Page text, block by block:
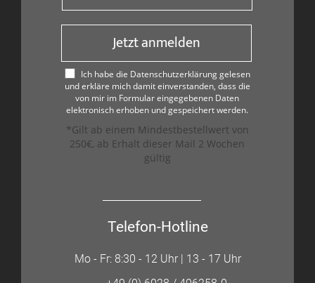
Jetzt anmelden
Ich habe die Datenschutzerklärung gelesen
und erkläre mich damit einverstanden, dass die
von mir im Formular eingegebenen Daten
elektronisch erhoben und gespeichert werden.
*Gilt ab einem Mindestbestellwert von
250€, ab Erhalt dieser Mail 2 Wochen
gültig
Telefon-Hotline
Mo - Fr: 8:30 - 12 Uhr | 13 - 17 Uhr